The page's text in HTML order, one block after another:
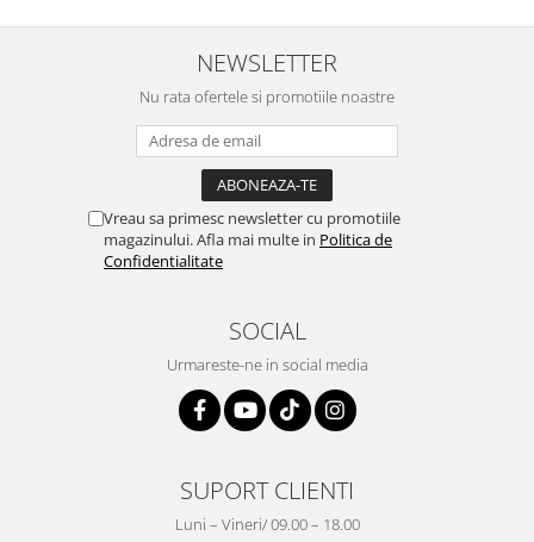
NEWSLETTER
Nu rata ofertele si promotiile noastre
Vreau sa primesc newsletter cu promotiile
magazinului. Afla mai multe in Politica de
Confidentialitate
SOCIAL
Urmareste-ne in social media
SUPORT CLIENTI
Luni – Vineri/ 09.00 – 18.00